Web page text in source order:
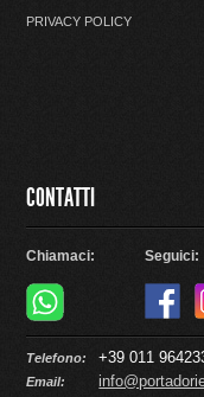
PRIVACY POLICY
CONTATTI
Chiamaci: Seguici:
Telefono: +39 011
Email: